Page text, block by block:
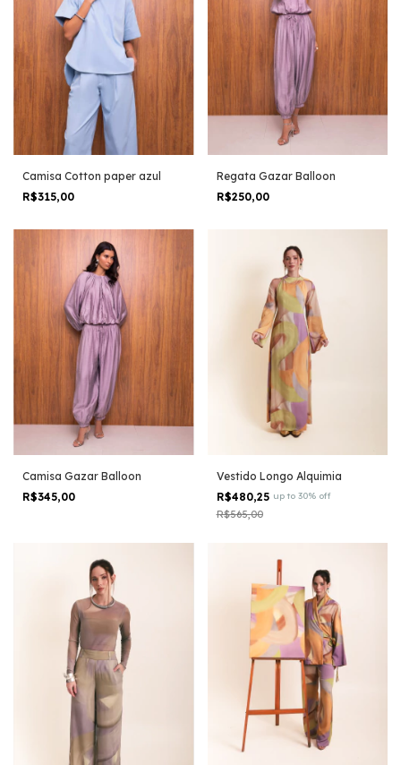
Camisa Cotton paper azul
R$315,00
Regata Gazar Balloon
R$250,00
Camisa Gazar Balloon
R$345,00
Vestido Longo Alquimia
R$480,25 up to 30% off
R$565,00